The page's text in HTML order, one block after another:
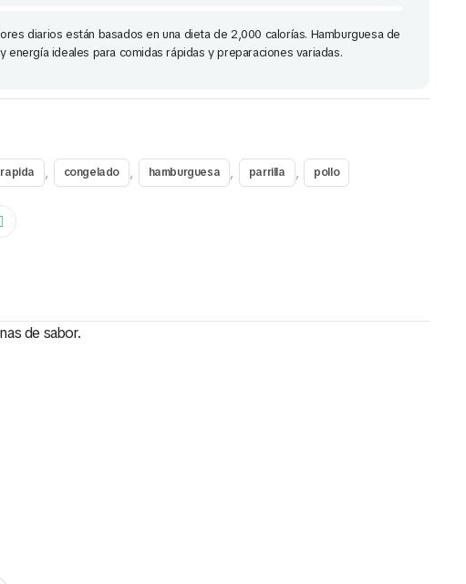
diarios están basados en una dieta de 2,000 calorías. Hamburguesa de
energía ideales para comidas rápidas y preparaciones variadas.
, congelado , hamburguesa , parrilla , pollo
de sabor.